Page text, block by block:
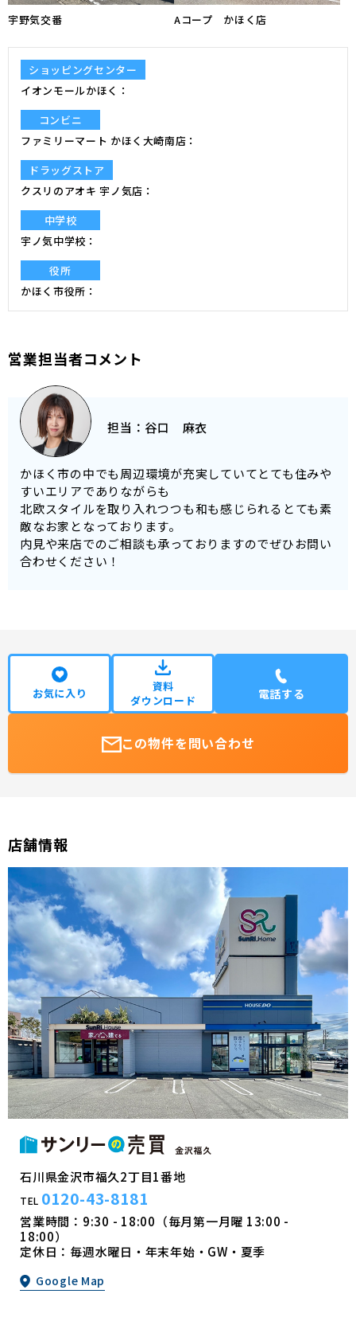
宇野気交番 Aコープ かほく店
ショッピングセンター
イオンモールかほく
コンビニ
ファミリーマート かほく大崎南店
ドラッグストア
クスリのアオキ 宇ノ気店
中学校
宇ノ気中学校
役所
かほく市役所
営業担当者コメント
担当： 谷口 麻衣
かほく市の中でも周辺環境が充実していてとても住みや
すいエリアでありながらも
北欧スタイルを取り入れつつも和も感じられるとても素
敵なお家となっております。
内見や来店でのご相談も承っておりますのでぜひお問い
合わせください！
お気に入り
資料
ダウンロード
電話する
この物件を問い合わせ
店舗情報
石川県金沢市福久2丁目1番地
TEL 0120-43-8181
営業時間：9:30 - 18:00（毎月第一月曜 13:00 -
18:00）
定休日：毎週水曜日・年末年始・GW・夏季
Google Map